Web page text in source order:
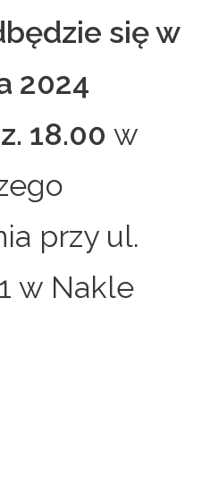
się w
2024
18.00 w
przy ul.
w Nakle